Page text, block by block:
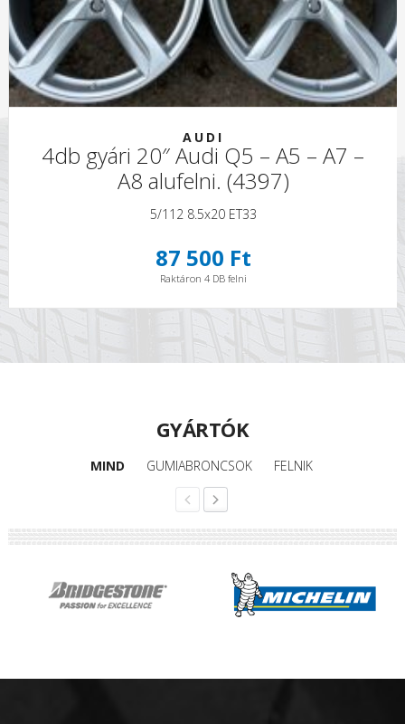
AUDI
4db gyári 20″ Audi Q5 – A5 – A7 –
A8 alufelni. (4397)
5/112 8.5x20 ET33
87 500 Ft
Raktáron 4 DB felni
GYÁRTÓK
MIND GUMIABRONCSOK FELNIK